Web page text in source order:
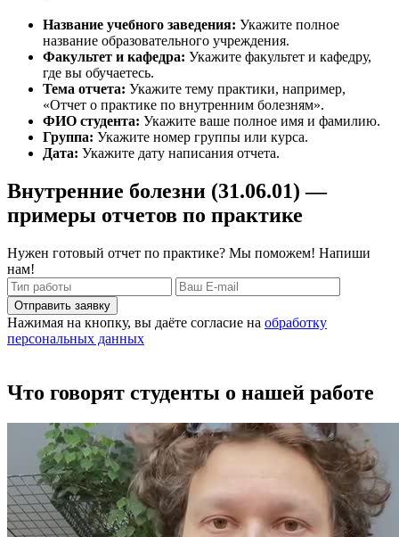
Название учебного заведения: Укажите полное
название образовательного учреждения.
Факультет и кафедра: Укажите факультет и кафедру,
где вы обучаетесь.
Тема отчета: Укажите тему практики, например,
«Отчет о практике по внутренним болезням».
ФИО студента: Укажите ваше полное имя и фамилию.
Группа: Укажите номер группы или курса.
Дата: Укажите дату написания отчета.
Внутренние болезни (31.06.01) —
примеры отчетов по практике
Нужен готовый отчет по практике? Мы поможем! Напиши
нам!
Отправить заявку
Нажимая на кнопку, вы даёте согласие на обработку
персональных данных
Что говорят студенты о нашей работе